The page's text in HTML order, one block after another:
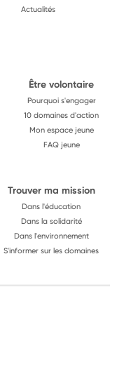
Actualités
Être volontaire
Pourquoi s'engager
10 domaines d'action
Mon espace jeune
FAQ jeune
Trouver ma mission
Dans l'éducation
Dans la solidarité
Dans l'environnement
S'informer sur les domaines